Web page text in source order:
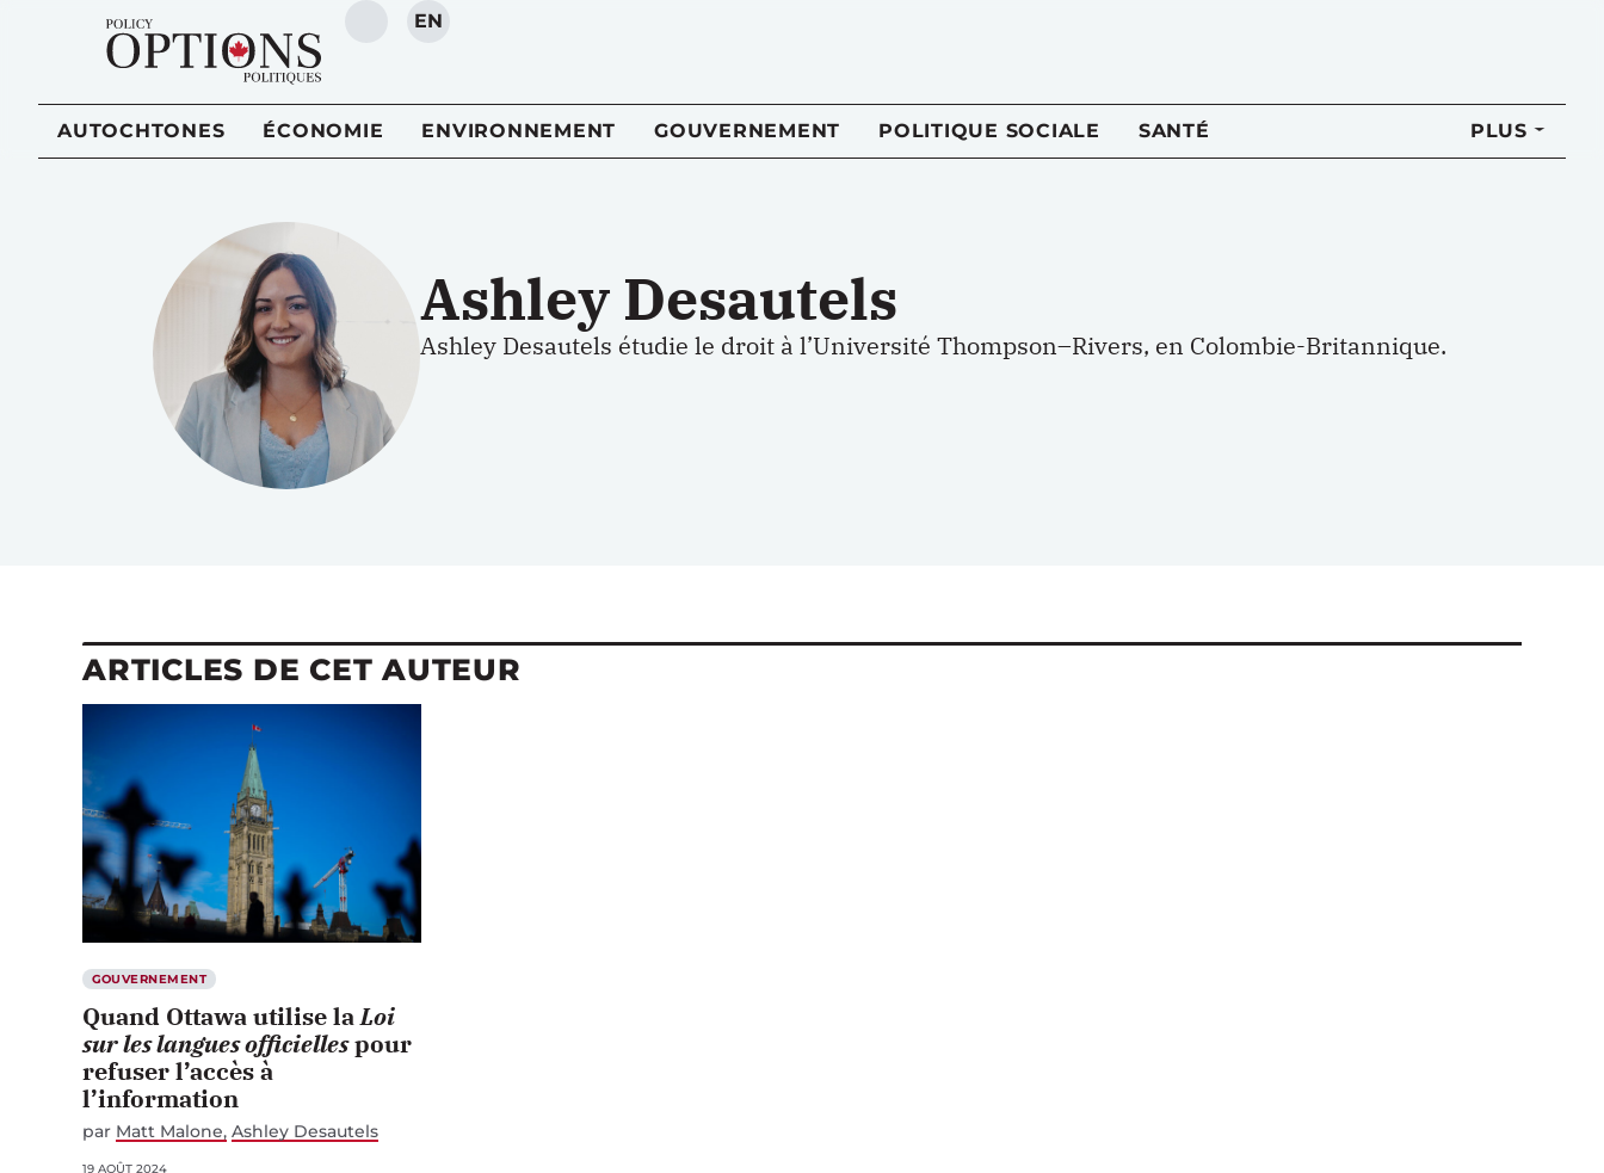
RECHERCHE
EN
AUTOCHTONES ÉCONOMIE ENVIRONNEMENT GOUVERNEMENT POLITIQUE SOCIALE SANTÉ PLUS
Ashley Desautels
Ashley Desautels étudie le droit à l’Université Thompson–Rivers, en Colombie-Britannique.
ARTICLES DE CET AUTEUR
GOUVERNEMENT
Quand Ottawa utilise laLoi
sur les langues officiellespour
refuser l’accès à
l’information
par Matt Malone Ashley Desautels
19 AOÛT 2024